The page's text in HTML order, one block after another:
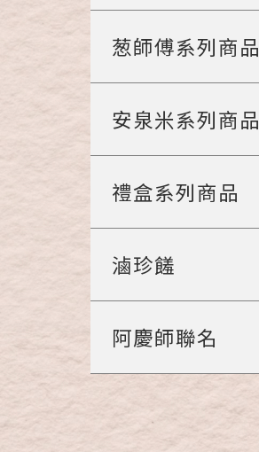
葱師傅系列商品
安泉米系列商品
禮盒系列商品
滷珍饈
阿慶師聯名